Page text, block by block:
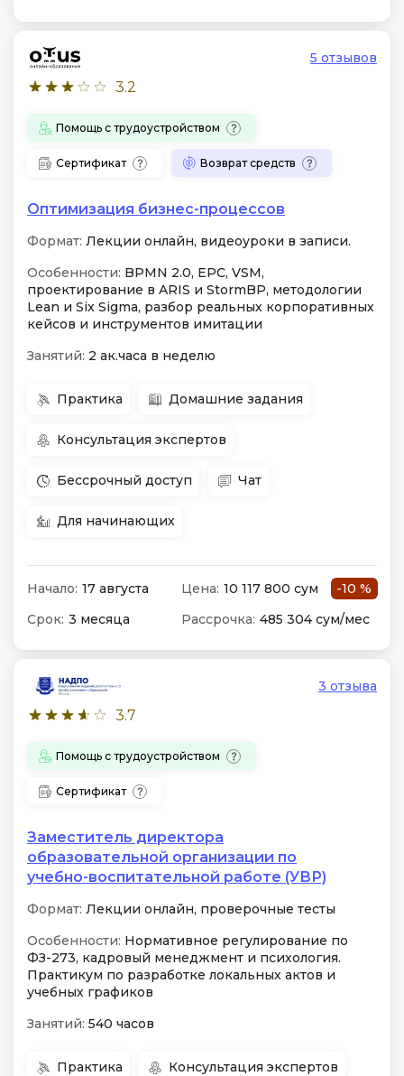
3.2
5 отзывов
Помощь с трудоустройством
Сертификат Возврат средств
Оптимизация бизнес-процессов
Формат: Лекции онлайн, видеоуроки в записи.
Особенности: BPMN 2.0, EPC, VSM,
проектирование в ARIS и StormBP, методологии
Lean и Six Sigma, разбор реальных корпоративных
кейсов и инструментов имитации
Занятий: 2 ак.часа в неделю
Практика Домашние задания
Консультация экспертов
Бессрочный доступ Чат
Для начинающих
Начало: 17 августа Цена: 10 117 800 сум
-10 %
Срок: 3 месяца Рассрочка: 485 304 сум/мес
3.7
3 отзыва
Помощь с трудоустройством
Сертификат
Заместитель директора
образовательной организации по
учебно-воспитательной работе (УВР)
Формат: Лекции онлайн, проверочные тесты
Особенности: Нормативное регулирование по
ФЗ-273, кадровый менеджмент и психология.
Практикум по разработке локальных актов и
учебных графиков
Занятий: 540 часов
Практика Консультация экспертов